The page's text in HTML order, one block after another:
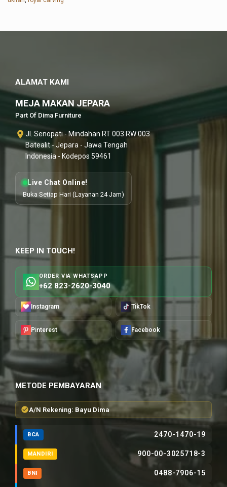
ALAMAT KAMI
MEJA MAKAN JEPARA
Part Of Dima Furniture
Jl. Senopati - Mindahan RT 003 RW 003
Batealit - Jepara - Jawa Tengah
Indonesia - Kodepos 59461
Live Chat Online!
Buka Setiap Hari (Layanan 24 Jam)
KEEP IN TOUCH!
ORDER VIA WHATSAPP
+62 823-2620-3040
Instagram TikTok
Pinterest Facebook
METODE PEMBAYARAN
A/N Rekening: Bayu Dima
BCA 2470-1470-19
MANDIRI 900-00-3025718-3
BNI 0488-7906-15